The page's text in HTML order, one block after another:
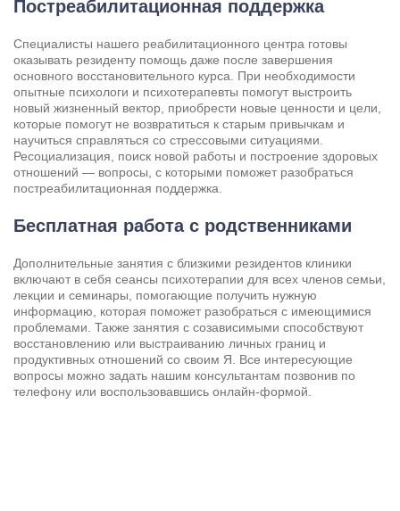
Постреабилитационная поддержка
Специалисты нашего реабилитационного центра готовы
оказывать резиденту помощь даже после завершения
основного восстановительного курса. При необходимости
опытные психологи и психотерапевты помогут выстроить
новый жизненный вектор, приобрести новые ценности и цели,
которые помогут не возвратиться к старым привычкам и
научиться справляться со стрессовыми ситуациями.
Ресоциализация, поиск новой работы и построение здоровых
отношений — вопросы, с которыми поможет разобраться
постреабилитационная поддержка.
Бесплатная работа с родственниками
Дополнительные занятия с близкими резидентов клиники
включают в себя сеансы психотерапии для всех членов семьи,
лекции и семинары, помогающие получить нужную
информацию, которая поможет разобраться с имеющимися
проблемами. Также занятия с созависимыми способствуют
восстановлению или выстраиванию личных границ и
продуктивных отношений со своим Я. Все интересующие
вопросы можно задать нашим консультантам позвонив по
телефону или воспользовавшись онлайн-формой.